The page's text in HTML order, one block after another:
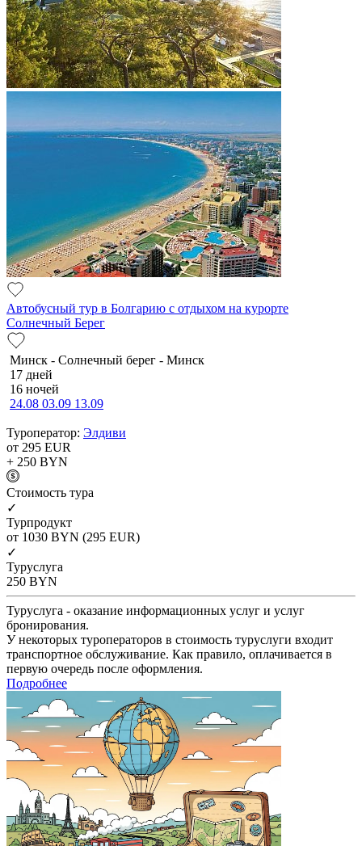
Автобусный тур в Болгарию с отдыхом на курорте
Солнечный Берег
Минск - Солнечный берег - Минск
17 дней
16 ночей
24.08 03.09 13.09
Туроператор: Элдиви
от 295 EUR
+ 250 BYN
Cтоимость тура
✓
Турпродукт
от 1030 BYN (295 EUR)
✓
Туруслуга
250 BYN
Туруслуга - оказание информационных услуг и услуг
бронирования.
У некоторых туроператоров в стоимость туруслуги входит
транспортное обслуживание. Как правило, оплачивается в
первую очередь после оформления.
Подробнее